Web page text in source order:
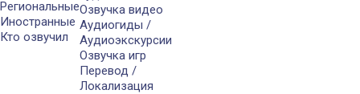
Региональные
Иностранные
Кто озвучил
Озвучка видео
Аудиогиды /
Аудиоэкскурсии
Озвучка игр
Перевод /
Локализация